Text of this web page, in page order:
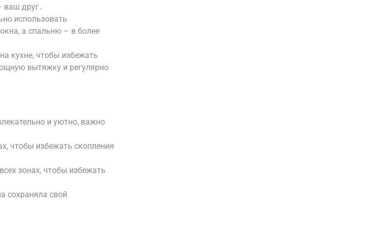
ваш друг․
использовать
а спальню – в более
кухне, чтобы избежать
вытяжку и регулярно
и уютно, важно
чтобы избежать скопления
зонах, чтобы избежать
сохраняла свой